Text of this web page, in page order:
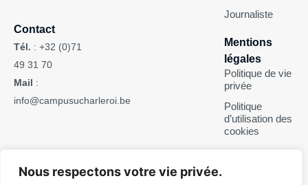
Nous respectons votre vie privée.
Contact
Tél. : +32 (0)71
49 31 70
Mail :
info@campusucharleroi.be
Journaliste
Mentions
légales
Politique de vie
privée
Politique
d’utilisation des
cookies